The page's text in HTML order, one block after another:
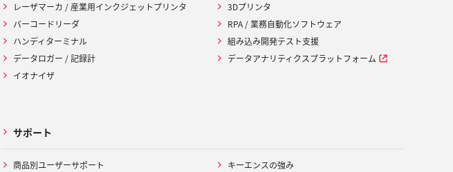
レーザマーカ / 産業用インクジェットプリンタ
バーコードリーダ
ハンディターミナル
データロガー / 記録計
イオナイザ
3Dプリンタ
RPA / 業務自動化ソフトウェア
組み込み開発テスト支援
データアナリティクスプラットフォーム
サポート
商品別ユーザーサポート
キーエンスの強み